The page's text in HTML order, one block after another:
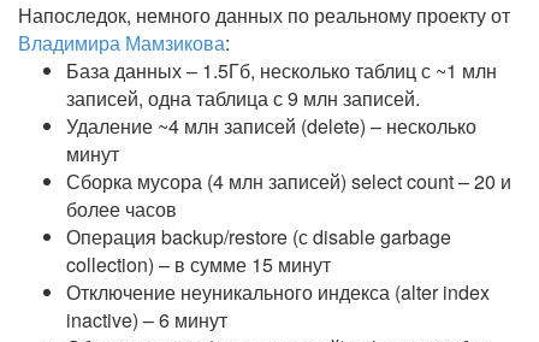
Напоследок, немного данных по реальному проекту от
Владимира Мамзикова:
База данных – 1.5Гб, несколько таблиц с ~1 млн
записей, одна таблица с 9 млн записей.
Удаление ~4 млн записей (delete) – несколько
минут
Сборка мусора (4 млн записей) select count – 20 и
более часов
Операция backup/restore (с disable garbage
collection) – в сумме 15 минут
Отключение неуникального индекса (alter index
inactive) – 6 минут